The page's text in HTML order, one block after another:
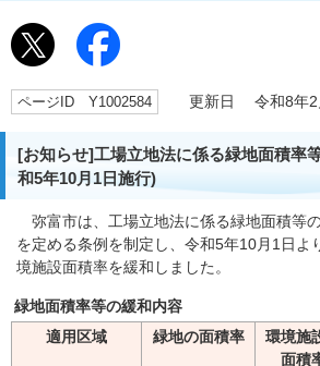
ページID Y1002584 更新日 令和8年
[お知らせ]工場立地法に係る緑地面積率
和5年10月1日施行)
弥富市は、工場立地法に係る緑地面積等
を定める条例を制定し、令和5年10月1日よ
境施設面積率を緩和しました。
緑地面積率等の緩和内容
適用区域
緑地の面積率
環境施
面積